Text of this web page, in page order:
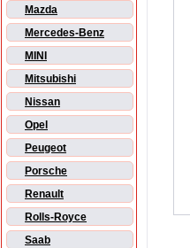
Mazda
Mercedes-Benz
MINI
Mitsubishi
Nissan
Opel
Peugeot
Porsche
Renault
Rolls-Royce
Saab